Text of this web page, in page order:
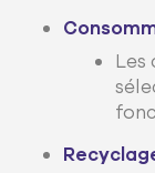
Les